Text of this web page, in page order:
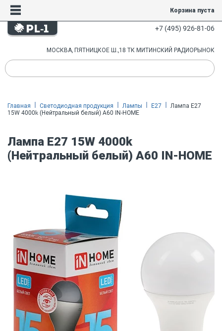
Корзина пуста
+7 (495) 926-81-06
МОСКВА, ПЯТНИЦКОЕ Ш.,18 ТК МИТИНСКИЙ РАДИОРЫНОК
Главная Светодиодная продукция Лампы E27
Лампа E27
15W 4000k (Нейтральный белый) A60 IN-HOME
Лампа E27 15W 4000k
(Нейтральный белый) A60 IN-HOME